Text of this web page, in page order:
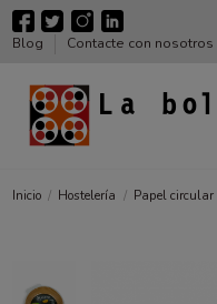
Blog Contacte con nosotros
Inicio Hostelería Papel